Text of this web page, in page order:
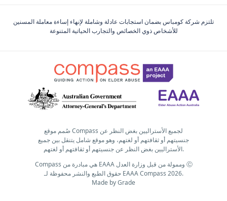
تلتزم شركة كومباس بضمان استجابات عادلة وشاملة لإنهاء إساءة معاملة المسنين
للأشخاص ذوي الخصائص والتجارب الحياتية المتنوعة
صُمم موقع Compass لجميع الأستراليين بغض النظر عن
جنسيتهم أو ثقافتهم أو لغتهم، وهو موقع شامل يتنقل بين جميع
الأستراليين بغض النظر عن جنسيتهم أو ثقافتهم أو لغتهم.
Compass هي مبادرة من EAAA وممولة من قبل وزارة العدل Ⓒ
حقوق الطبع والنشر محفوظة لـ EAAA Compass 2026.
Made byGrade